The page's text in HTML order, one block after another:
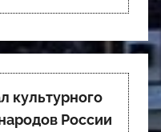
культурного
России